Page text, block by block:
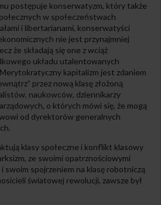
postępuje konserwatyzm, który także
w społeczeństwach
i libertarianami, konserwatyści
nie jest przynajmniej
że składają się one z wciąż
układu utalentowanych
kapitalizm jest zdaniem
przez nową klasę złożoną
naukowców, dziennikarzy
o których mówi się, że mogą
od dyrektorów generalnych
klasy społeczne i konflikt klasowy
ze swoimi opatrznościowymi
spojrzeniem na klasę robotniczą
światowej rewolucji, zawsze był